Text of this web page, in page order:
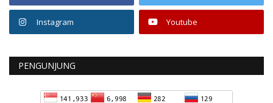
Instagram Youtube
PENGUNJUNG